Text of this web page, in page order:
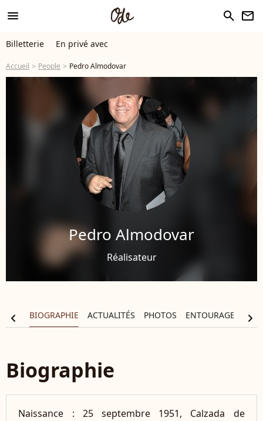
menu search newsletter
Billetterie En privé avec
Accueil People Pedro Almodovar
Pedro Almodovar
Réalisateur
BIOGRAPHIE ACTUALITÉS PHOTOS ENTOURAGE
chevron_left chevron_right
Biographie
Naissance : 25 septembre 1951, Calzada de